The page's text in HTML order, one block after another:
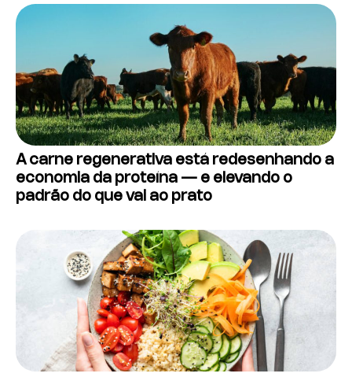
A carne regenerativa está redesenhando a
economia da proteína — e elevando o
padrão do que vai ao prato